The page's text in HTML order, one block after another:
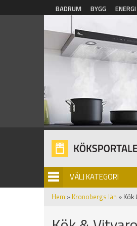
Hoppa till huvudinnehåll
BADRUM BYGG ENERGI
VÄLJ KATEGORI
Hem » Kronobergs län »